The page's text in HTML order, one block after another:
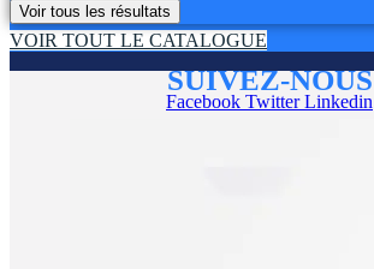
Voir tous les résultats
VOIR TOUT LE CATALOGUE
SUIVEZ-NOUS
Facebook Twitter Linkedin